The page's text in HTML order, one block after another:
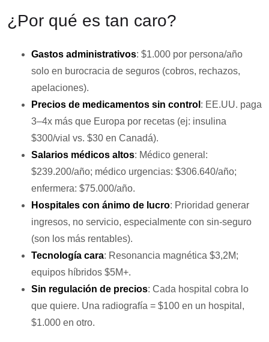
¿Por qué es tan caro?
Gastos administrativos: $1.000 por persona/año
solo en burocracia de seguros (cobros, rechazos,
apelaciones).
Precios de medicamentos sin control : EE.UU. paga
3–4x más que Europa por recetas (ej: insulina
$300/vial vs. $30 en Canadá).
Salarios médicos altos: Médico general:
$239.200/año; médico urgencias: $306.640/año;
enfermera: $75.000/año.
Hospitales con ánimo de lucro: Prioridad generar
ingresos, no servicio, especialmente con sin-seguro
(son los más rentables).
Tecnología cara: Resonancia magnética $3,2M;
equipos híbridos $5M+.
Sin regulación de precios: Cada hospital cobra lo
que quiere. Una radiografía = $100 en un hospital,
$1.000 en otro.